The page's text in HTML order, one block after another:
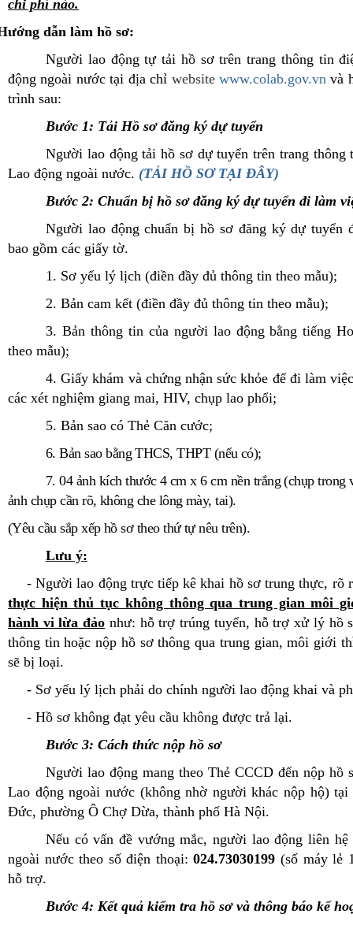
chi phí nào.
dẫn làm hồ sơ:
Người lao động tự tải hồ sơ trên trang thông tin
động ngoài nước tại địa chỉ websitewww.colab.gov.vn và
trình sau:
Bước 1: Tải Hồ sơ đăng ký dự tuyển
Người lao động tải hồ sơ dự tuyển trên trang thông
Lao động ngoài nước. (TẢI HỒ SƠ TẠI ĐÂY)
Bước 2: Chuẩn bị hồ sơ đăng ký dự tuyển đi làm
Người lao động chuẩn bị hồ sơ đăng ký dự
bao gồm các giấy tờ.
1. Sơ yếu lý lịch (điền đầy đủ thông tin theo mẫu);
2. Bản cam kết (điền đầy đủ thông tin theo mẫu);
3. Bản thông tin của người lao động bằng tiếng
theo mẫu);
4. Giấy khám và chứng nhận sức khỏe để đi làm
các xét nghiệm giang mai, HIV, chụp lao phổi;
5. Bản sao có Thẻ Căn cước;
6. Bản sao bằng THCS, THPT (nếu có);
7. 04 ảnh kích thước 4 cm x 6 cm nền trắng (chụp trong
ảnh chụp cần rõ, không che lông mày, tai).
(Yêu cầu sắp xếp hồ sơ theo thứ tự nêu trên).
Lưu ý:
-Người lao động trực tiếp kê khai hồ sơ trung thực, rõ
thực hiện thủ tục không thông qua trung gian môi
hành vi lừa đảo như: hỗ trợ trúng tuyển, hỗ trợ xử lý hồ
thông tin hoặc nộp hồ sơ thông qua trung gian, môi giới
sẽ bị loại.
- Sơ yếu lý lịch phải do chính người lao động khai và
- Hồ sơ không đạt yêu cầu không được trả lại.
Bước 3: Cách thức nộp hồ sơ
Người lao động mang theo Thẻ CCCD đến nộp hồ
Lao động ngoài nước (không nhờ người khác nộp hộ)
Đức, phường Ô Chợ Dừa, thành phố Hà Nội.
Nếu có vấn đề vướng mắc, người lao động liên
ngoài nước theo số điện thoại:024.73030199 (số máy lẻ
hỗ trợ.
Bước 4: Kết quả kiểm tra hồ sơ và thông báo kế